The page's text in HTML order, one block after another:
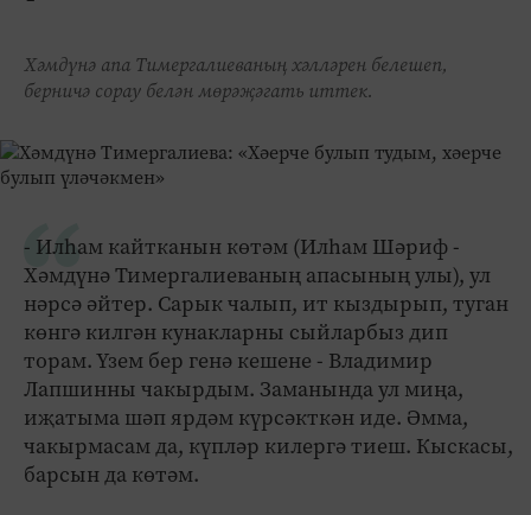
Хәмдүнә апа Тимергалиеваның хәлләрен белешеп,
берничә сорау белән мөрәҗәгать иттек.
- Илһам кайтканын көтәм (Илһам Шәриф -
Хәмдүнә Тимергалиеваның апасының улы), ул
нәрсә әйтер. Сарык чалып, ит кыздырып, туган
көнгә килгән кунакларны сыйларбыз дип
торам. Үзем бер генә кешене - Владимир
Лапшинны чакырдым. Заманында ул миңа,
иҗатыма шәп ярдәм күрсәкткән иде. Әмма,
чакырмасам да, күпләр килергә тиеш. Кыскасы,
барсын да көтәм.